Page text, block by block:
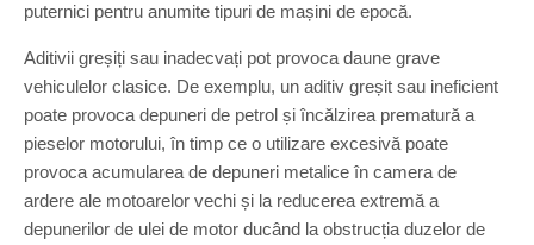
puternici pentru anumite tipuri de mașini de epocă.
Aditivii greșiți sau inadecvați pot provoca daune grave
vehiculelor clasice. De exemplu, un aditiv greșit sau ineficient
poate provoca depuneri de petrol și încălzirea prematură a
pieselor motorului, în timp ce o utilizare excesivă poate
provoca acumularea de depuneri metalice în camera de
ardere ale motoarelor vechi și la reducerea extremă a
depunerilor de ulei de motor ducând la obstrucția duzelor de